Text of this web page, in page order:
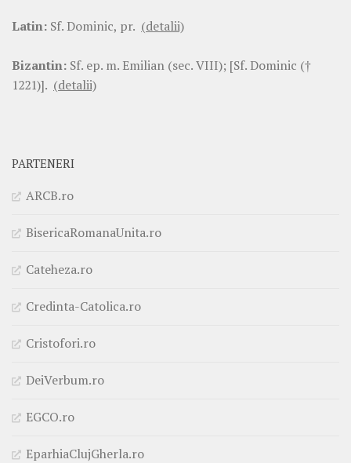
Latin: Sf. Dominic, pr. (detalii)
Bizantin: Sf. ep. m. Emilian (sec. VIII); [Sf. Dominic (†
1221)]. (detalii)
PARTENERI
ARCB.ro
BisericaRomanaUnita.ro
Cateheza.ro
Credinta-Catolica.ro
Cristofori.ro
DeiVerbum.ro
EGCO.ro
EparhiaClujGherla.ro